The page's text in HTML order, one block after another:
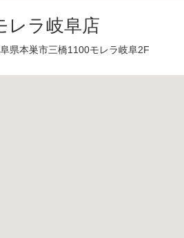
レラ岐阜店
県本巣市三橋1100モレラ岐阜2F